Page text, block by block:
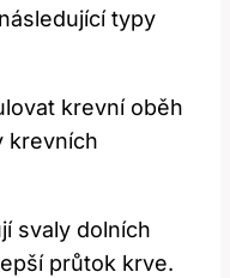
typy
krevní oběh
krevních
svaly dolních
průtok krve.